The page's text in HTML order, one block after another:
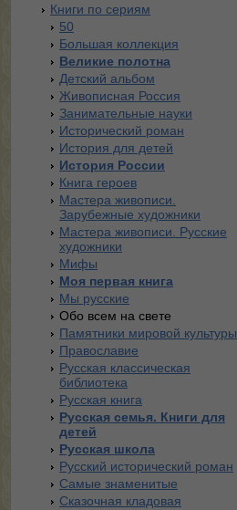
Книги по сериям
50
Большая коллекция
Великие полотна
Детский альбом
Живописная Россия
Занимательные науки
Исторический роман
История для детей
История России
Книга героев
Мастера живописи.
Зарубежные художники
Мастера живописи. Русские
художники
Мифы
Моя первая книга
Мы русские
Обо всем на свете
Памятники мировой культуры
Православие
Русская классическая
библиотека
Русская книга
Русская семья. Книги для
детей
Русская школа
Русский исторический роман
Самые знаменитые
Сказочная кладовая